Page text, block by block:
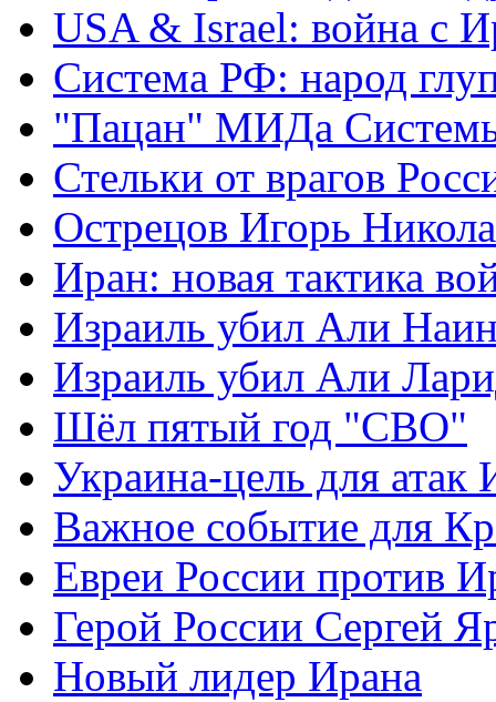
USA & Israel: война с
Система РФ: народ
"Пацан" МИДа
Стельки от врагов
Острецов Игорь
Иран: новая тактика
Израиль убил Али
Израиль убил Али
Шёл пятый год "СВО"
Украина-цель для атак
Важное событие для
Евреи России против
Герой России Сергей
Новый лидер Ирана